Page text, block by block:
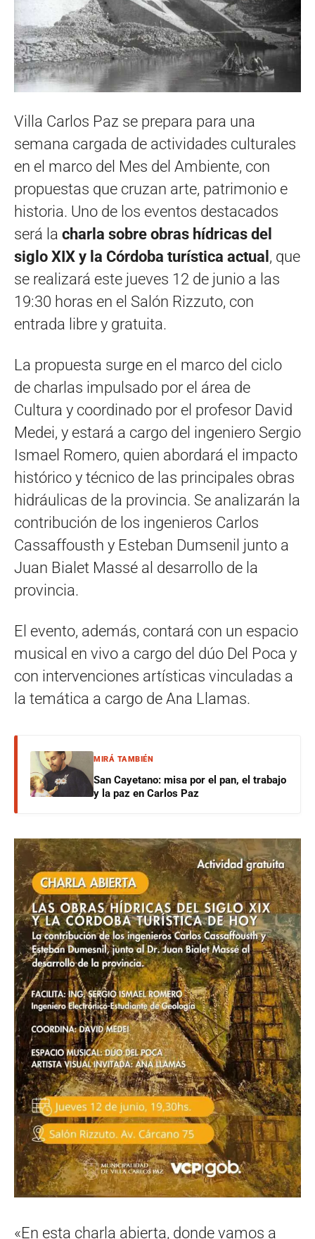
Villa Carlos Paz se prepara para una
semana cargada de actividades culturales
en el marco del Mes del Ambiente, con
propuestas que cruzan arte, patrimonio e
historia. Uno de los eventos destacados
será la charla sobre obras hídricas del
siglo XIX y la Córdoba turística actual , que
se realizará este jueves 12 de junio a las
19:30 horas en el Salón Rizzuto, con
entrada libre y gratuita.
La propuesta surge en el marco del ciclo
de charlas impulsado por el área de
Cultura y coordinado por el profesor David
Medei, y estará a cargo del ingeniero Sergio
Ismael Romero, quien abordará el impacto
histórico y técnico de las principales obras
hidráulicas de la provincia. Se analizarán la
contribución de los ingenieros Carlos
Cassaffousth y Esteban Dumsenil junto a
Juan Bialet Massé al desarrollo de la
provincia.
El evento, además, contará con un espacio
musical en vivo a cargo del dúo Del Poca y
con intervenciones artísticas vinculadas a
la temática a cargo de Ana Llamas.
MIRÁ TAMBIÉN
San Cayetano: misa por el pan, el trabajo
y la paz en Carlos Paz
«En esta charla abierta, donde vamos a